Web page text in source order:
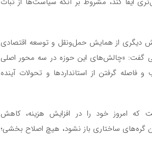
دیگری از همایش حمل‌ونقل و توسعه اقتصادی
گفت:‌ «چالش‌‌های این حوزه در سه محور اصلی
فاصله گرفتن از استانداردها و تحولات آینده
که امروز خود را در افزایش هزینه، کاهش
گره‌های ساختاری باز نشود، هیچ اصلاح بخشی؛